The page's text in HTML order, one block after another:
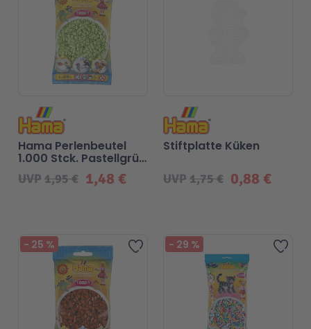
1,48 €
UVP1,95 €
Hama Perlenbeutel
1.000 Stck. Pastellgrün
Classic 0,88 €
UVP1,75 €
Stiftplatte Küken
Zur Wunschliste hinzufügen
- 25 % Zur
- 29 %